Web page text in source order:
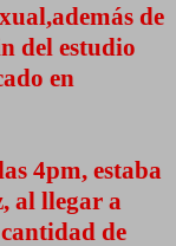
de
del estudio
en
4pm, estaba
al llegar a
de